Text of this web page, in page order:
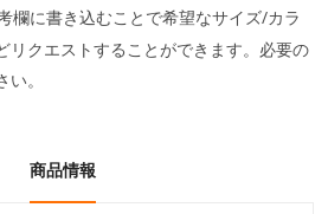
欄に書き込むことで希望なサイズ/カラ
リクエストすることができます。必要の
。
商品情報